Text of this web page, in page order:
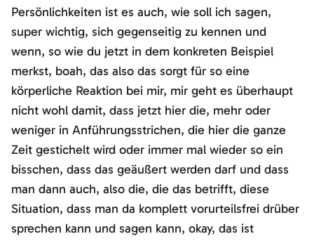
Persönlichkeiten ist es auch, wie soll ich sagen,
super wichtig, sich gegenseitig zu kennen und
wenn, so wie du jetzt in dem konkreten Beispiel
merkst, boah, das also das sorgt für so eine
körperliche Reaktion bei mir, mir geht es überhaupt
nicht wohl damit, dass jetzt hier die, mehr oder
weniger in Anführungsstrichen, die hier die ganze
Zeit gestichelt wird oder immer mal wieder so ein
bisschen, dass das geäußert werden darf und dass
man dann auch, also die, die das betrifft, diese
Situation, dass man da komplett vorurteilsfrei drüber
sprechen kann und sagen kann, okay, das ist